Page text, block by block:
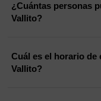
¿Cuántas personas
Vallito?
Cuál es el horario de
Vallito?